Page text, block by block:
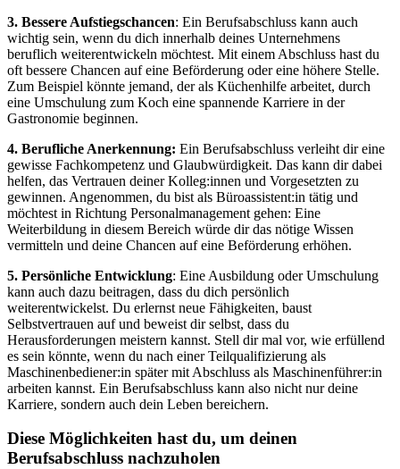
3. Bessere Aufstiegschancen: Ein Berufsabschluss kann auch
wichtig sein, wenn du dich innerhalb deines Unternehmens
beruflich weiterentwickeln möchtest. Mit einem Abschluss hast du
oft bessere Chancen auf eine Beförderung oder eine höhere Stelle.
Zum Beispiel könnte jemand, der als Küchenhilfe arbeitet, durch
eine Umschulung zum Koch eine spannende Karriere in der
Gastronomie beginnen.
4. Berufliche Anerkennung: Ein Berufsabschluss verleiht dir eine
gewisse Fachkompetenz und Glaubwürdigkeit. Das kann dir dabei
helfen, das Vertrauen deiner Kolleg:innen und Vorgesetzten zu
gewinnen. Angenommen, du bist als Büroassistent:in tätig und
möchtest in Richtung Personalmanagement gehen: Eine
Weiterbildung in diesem Bereich würde dir das nötige Wissen
vermitteln und deine Chancen auf eine Beförderung erhöhen.
5. Persönliche Entwicklung: Eine Ausbildung oder Umschulung
kann auch dazu beitragen, dass du dich persönlich
weiterentwickelst. Du erlernst neue Fähigkeiten, baust
Selbstvertrauen auf und beweist dir selbst, dass du
Herausforderungen meistern kannst. Stell dir mal vor, wie erfüllend
es sein könnte, wenn du nach einer Teilqualifizierung als
Maschinenbediener:in später mit Abschluss als Maschinenführer:in
arbeiten kannst. Ein Berufsabschluss kann also nicht nur deine
Karriere, sondern auch dein Leben bereichern.
Diese Möglichkeiten hast du, um deinen
Berufsabschluss nachzuholen